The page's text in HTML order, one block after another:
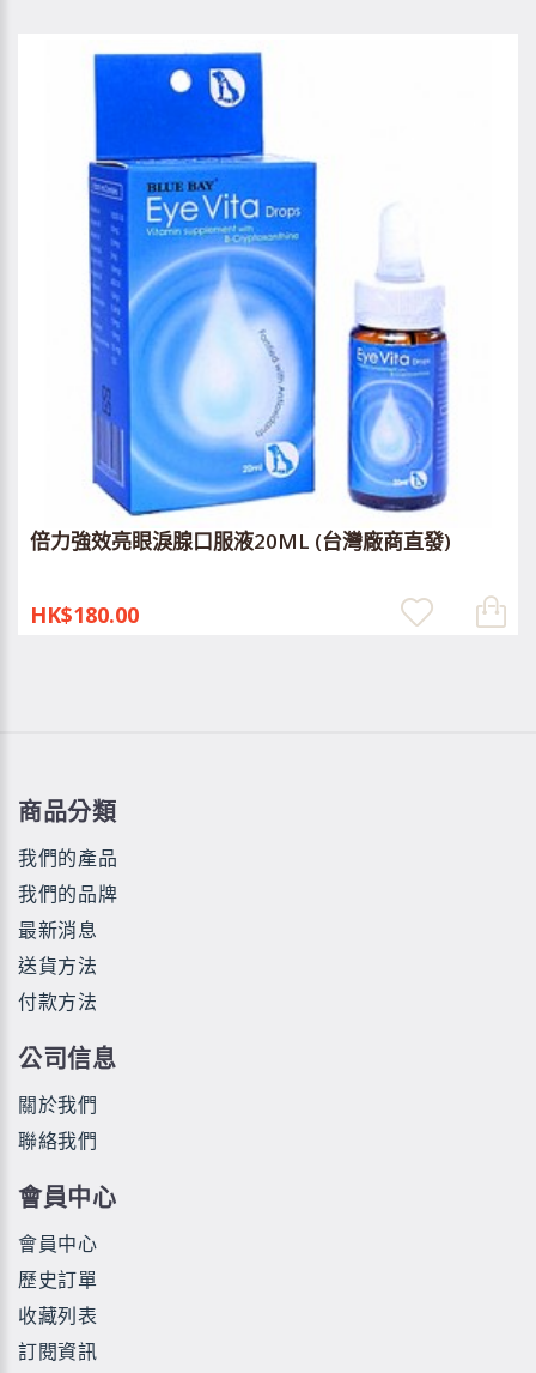
倍力強效亮眼淚腺口服液20ML (台灣廠商直發)
HK$180.00
商品分類
我們的產品
我們的品牌
最新消息
送貨方法
付款方法
公司信息
關於我們
聯絡我們
會員中心
會員中心
歷史訂單
收藏列表
訂閱資訊